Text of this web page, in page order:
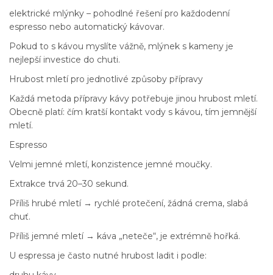
elektrické mlýnky – pohodlné řešení pro každodenní
espresso nebo automatický kávovar.
Pokud to s kávou myslíte vážně, mlýnek s kameny je
nejlepší investice do chuti.
Hrubost mletí pro jednotlivé způsoby přípravy
Každá metoda přípravy kávy potřebuje jinou hrubost mletí.
Obecně platí: čím kratší kontakt vody s kávou, tím jemnější
mletí.
Espresso
Velmi jemné mletí, konzistence jemné moučky.
Extrakce trvá 20–30 sekund.
Příliš hrubé mletí → rychlé protečení, žádná crema, slabá
chuť.
Příliš jemné mletí → káva „neteče“, je extrémně hořká.
U espressa je často nutné hrubost ladit i podle: